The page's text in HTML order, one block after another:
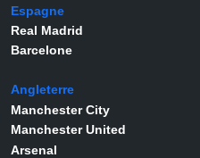
Espagne
Real Madrid
Barcelone
Angleterre
Manchester City
Manchester United
Arsenal